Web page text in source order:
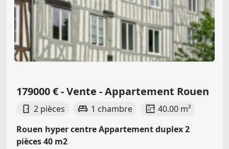
179000 € - Vente - Appartement Rouen
2 pièces 1 chambre
40.00 m²
Rouen hyper centre Appartement duplex 2
pièces 40 m2